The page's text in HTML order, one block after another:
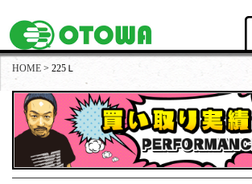
オトワリバースのポリシー
取扱家具
取扱家電
HOME > 225Ｌ